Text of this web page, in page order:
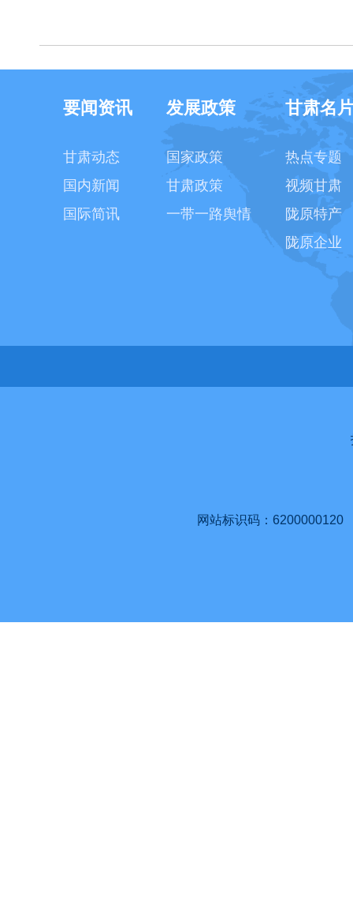
要闻资讯
甘肃动态
国内新闻
国际简讯
发展政策
国家政策
甘肃政策
一带一路舆情
甘肃名
热点专题
视频甘肃
陇原特产
陇原企业
网站标识码：6200000120